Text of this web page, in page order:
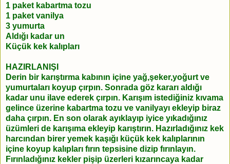
1 paket kabartma tozu
1 paket vanilya
3 yumurta
Aldığı kadar un
Küçük kek kalıpları
HAZIRLANIŞI
Derin bir karıştırma kabının içine yağ,şeker,yoğurt ve
yumurtaları koyup çırpın. Sonrada göz kararı aldığı
kadar unu ilave ederek çırpın. Karışım istediğiniz kıvama
gelince üzerine kabartma tozu ve vanilyayı ekleyip biraz
daha çırpın. En son olarak ayıklayıp iyice yıkadığınız
üzümleri de karışıma ekleyip karıştırın. Hazırladığınız kek
harcından birer yemek kaşığı küçük kek kalıplarının
içine koyup kalıpları fırın tepsisine dizip fırınlayın.
Fırınladığınız kekler pişip üzerleri kızarıncaya kadar